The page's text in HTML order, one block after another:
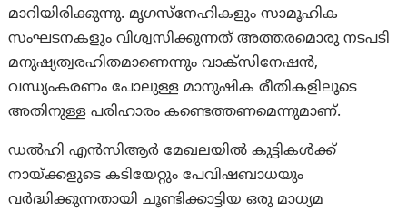
മാറിയിരിക്കുന്നു. മൃഗസ്നേഹികളും സാമൂഹിക
സംഘടനകളും വിശ്വസിക്കുന്നത് അത്തരമൊരു നടപടി
മനുഷ്യത്വരഹിതമാണെന്നും വാക്സിനേഷൻ,
വന്ധ്യംകരണം പോലുള്ള മാനുഷിക രീതികളിലൂടെ
അതിനുള്ള പരിഹാരം കണ്ടെത്തണമെന്നുമാണ്.
ഡൽഹി എൻസിആർ മേഖലയിൽ കുട്ടികൾക്ക്
നായ്ക്കളുടെ കടിയേറ്റും പേവിഷബാധയും
വർദ്ധിക്കുന്നതായി ചൂണ്ടിക്കാട്ടിയ ഒരു മാധ്യമ